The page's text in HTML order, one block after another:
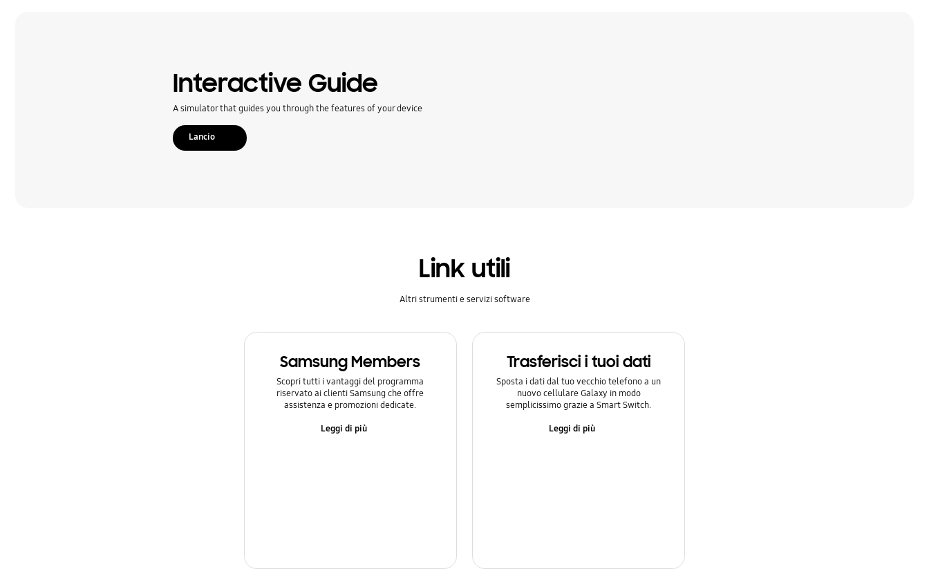
Interactive Guide
A simulator that guides you through the features of your device
Lancio
Link utili
Altri strumenti e servizi software
Samsung Members
Scopri tutti i vantaggi del programma
riservato ai clienti Samsung che offre
assistenza e promozioni dedicate.
Leggi di più
Trasferisci i tuoi dati
Sposta i dati dal tuo vecchio telefono a un
nuovo cellulare Galaxy in modo
semplicissimo grazie a Smart Switch.
Leggi di più